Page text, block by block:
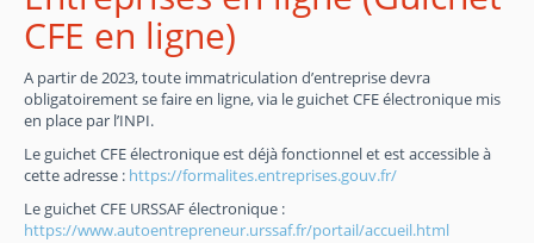
CFE en ligne)
A partir de 2023, toute immatriculation d’entreprise devra
obligatoirement se faire en ligne, via le guichet CFE électronique mis
en place par l’INPI.
Le guichet CFE électronique est déjà fonctionnel et est accessible à
cette adresse : https://formalites.entreprises.gouv.fr/
Le guichet CFE URSSAF électronique :
https://www.autoentrepreneur.urssaf.fr/portail/accueil.html